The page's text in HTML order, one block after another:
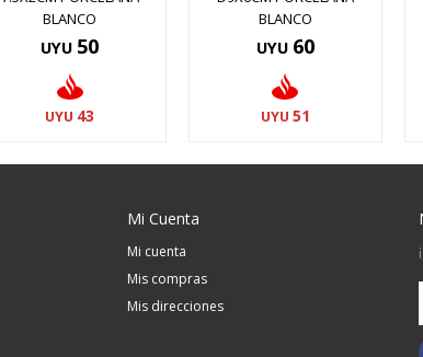
BLANCO
UYU 50
UYU 43
BLANCO
UYU 60
UYU 51
Mi Cuenta
Mi cuenta
Mis compras
Mis direcciones